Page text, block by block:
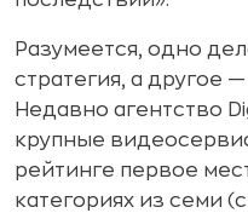
Разумеется, одно
стратегия, а другое
Недавно агентство
крупные
рейтинге первое
категориях из семи